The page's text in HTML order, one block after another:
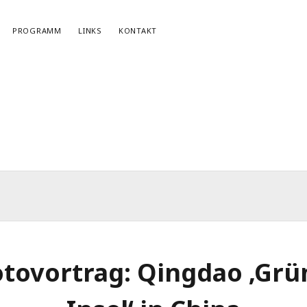
PROGRAMM LINKS KONTAKT
Qingdao